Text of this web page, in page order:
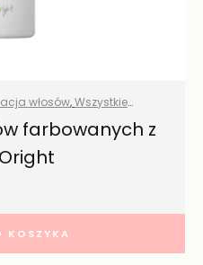
włosów,Wszystkie
farbowanych z
KOSZYKA